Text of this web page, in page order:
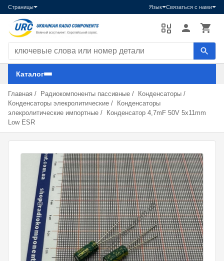
Страницы Язык Связаться с нами
Каталог
Главная / Радиокомпоненты пассивные / Конденсаторы /
Конденсаторы элекролитические /
Конденсаторы
элекролитические импортные /
Конденсатор 4,7mF 50V 5x11mm
Low ESR